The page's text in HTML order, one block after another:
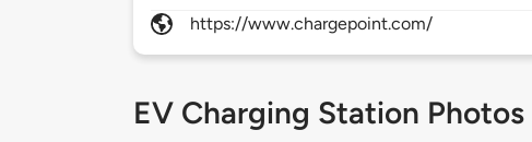
https://www.chargepoint.com/
EV Charging Station Photos